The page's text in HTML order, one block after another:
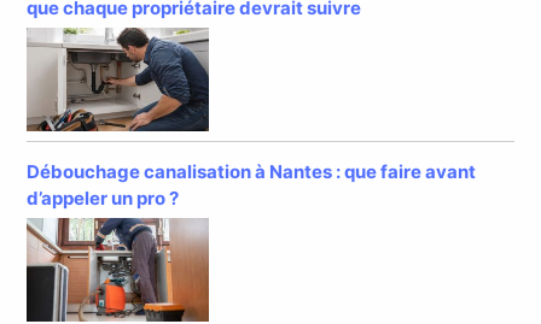
que chaque propriétaire devrait suivre
Débouchage canalisation à Nantes : que faire avant
d’appeler un pro ?